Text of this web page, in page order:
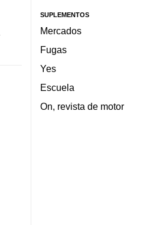
SUPLEMENTOS
Mercados
Fugas
Yes
Escuela
On, revista de motor